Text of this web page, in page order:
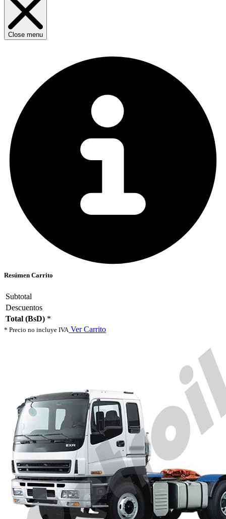
Close menu
Resúmen Carrito
Subtotal
Descuentos
Total (BsD) *
* Precio no incluye IVA Ver Carrito